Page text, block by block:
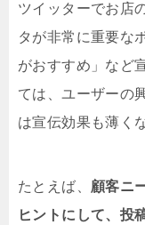
ツイッターでお店
タが非常に重要な
がおすすめ」など
ては、ユーザーの
は宣伝効果も薄く
たとえば、 顧客ニ
ヒントにして、投